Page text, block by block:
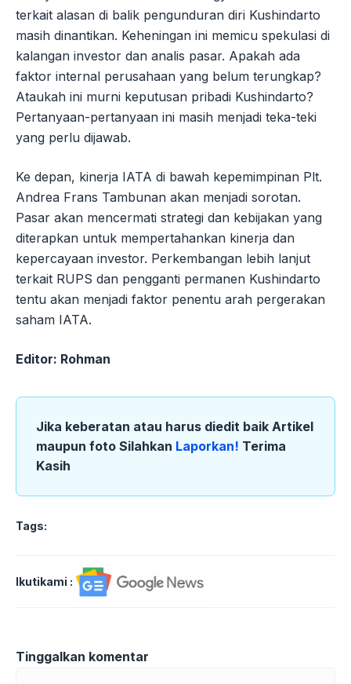
terkait alasan di balik pengunduran diri Kushindarto
masih dinantikan. Keheningan ini memicu spekulasi di
kalangan investor dan analis pasar. Apakah ada
faktor internal perusahaan yang belum terungkap?
Ataukah ini murni keputusan pribadi Kushindarto?
Pertanyaan-pertanyaan ini masih menjadi teka-teki
yang perlu dijawab.
Ke depan, kinerja IATA di bawah kepemimpinan Plt.
Andrea Frans Tambunan akan menjadi sorotan.
Pasar akan mencermati strategi dan kebijakan yang
diterapkan untuk mempertahankan kinerja dan
kepercayaan investor. Perkembangan lebih lanjut
terkait RUPS dan pengganti permanen Kushindarto
tentu akan menjadi faktor penentu arah pergerakan
saham IATA.
Editor: Rohman
Jika keberatan atau harus diedit baik Artikel
maupun foto Silahkan Laporkan! Terima
Kasih
Tags:
Ikutikami :
Tinggalkan komentar